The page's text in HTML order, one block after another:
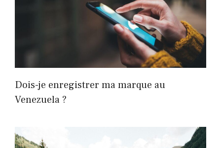
Dois-je enregistrer ma marque au
Venezuela ?